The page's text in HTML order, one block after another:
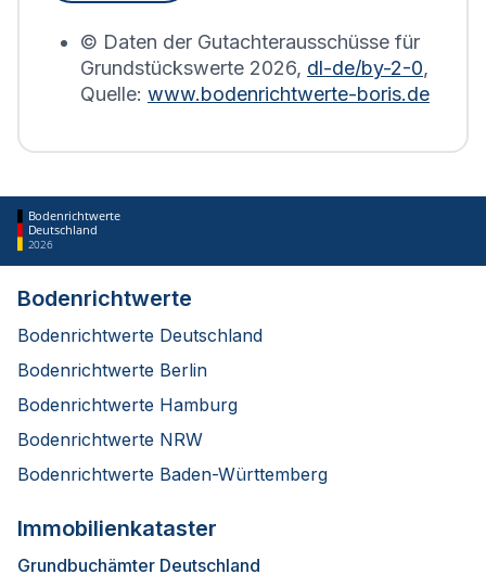
© Daten der Gutachterausschüsse für
Grundstückswerte 2026, dl-de/by-2-0,
Quelle: www.bodenrichtwerte-boris.de
Bodenrichtwerte
Deutschland
2026
Bodenrichtwerte
Bodenrichtwerte Deutschland
Bodenrichtwerte Berlin
Bodenrichtwerte Hamburg
Bodenrichtwerte NRW
Bodenrichtwerte Baden-Württemberg
Immobilienkataster
Grundbuchämter Deutschland